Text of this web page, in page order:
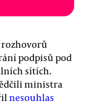
rozhovorů
podpisů pod
sítích.
ministra
nesouhlas